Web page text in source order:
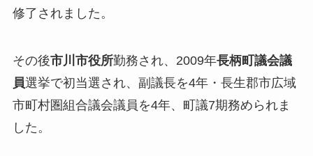
修了されました。
その後市川市役所勤務され、2009年長柄町議会議
員選挙で初当選され、副議長を4年・長生郡市広域
市町村圏組合議会議員を4年、町議7期務められま
した。